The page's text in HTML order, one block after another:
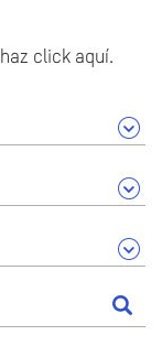
click aquí.